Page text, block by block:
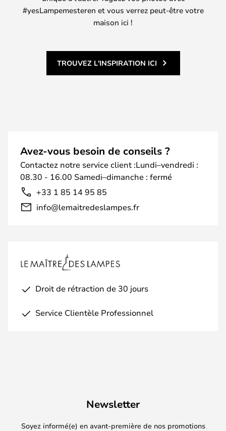
#yesLampemesteren et vous verrez peut-être votre
maison ici !
TROUVEZ L'INSPIRATION ICI
Avez-vous besoin de conseils ?
Contactez notre service client :Lundi–vendredi :
08.30 - 16.00 Samedi–dimanche : fermé
+33 1 85 14 95 85
info@lemaitredeslampes.fr
Droit de rétraction de 30 jours
Service Clientèle Professionnel
Newsletter
Soyez informé(e) en avant-première de nos promotions